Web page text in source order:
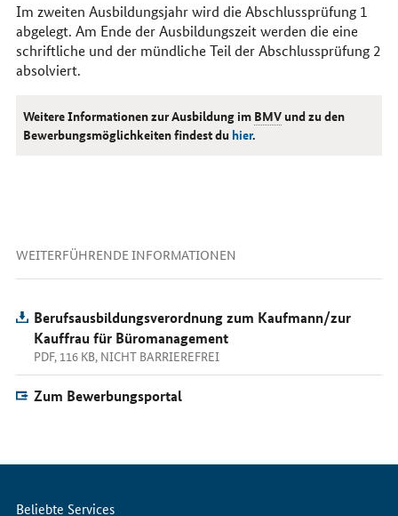
Im zweiten Ausbildungsjahr wird die Abschlussprüfung 1
abgelegt. Am Ende der Ausbildungszeit werden die eine
schriftliche und der mündliche Teil der Abschlussprüfung 2
absolviert.
Weitere Informationen zur Ausbildung im BMVund zu den
Bewerbungsmöglichkeiten findest du hier.
WEITERFÜHRENDE INFORMATIONEN
Berufsausbildungsverordnung zum Kaufmann/zur
Kauffrau für Büromanagement
PDF, 116 KB, NICHT BARRIEREFREI
Zum Bewerbungsportal
Servicemenü
Beliebte Services